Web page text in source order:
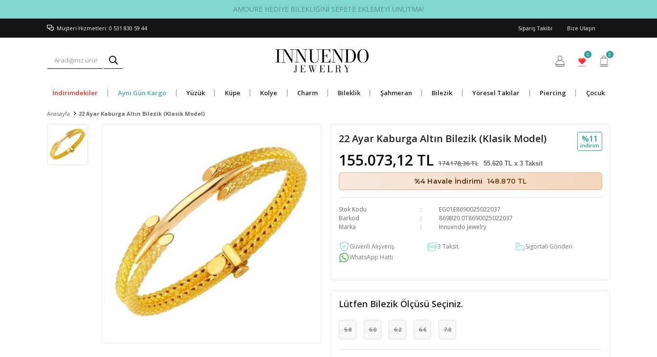
ÜCRETSİZ BAKIM GARANTİSİ
Müşteri Hizmetleri: 0 531 830 59 44 Sipariş Takibi Bize Ulaşın
0 0
İndirimdekiler Aynı Gün Kargo Yüzük Küpe Kolye Charm Bileklik Şahmeran Bilezik Yöresel Takılar Piercing Çocuk
Anasayfa 22 Ayar Kaburga Altın Bilezik (Klasik Model)
22 Ayar Kaburga Altın Bilezik (Klasik Model)
155.073,12 TL 174.178,36 TL
%11
i̇ndi̇ri̇m
55.620 TL x 3 Taksit
%4 Havale İndirimi 148.870 TL
Stok Kodu
EG01E8690025022037
Barkod
869B20.0T8690025022037
Marka
Innuendo Jewelry
Güvenli Alışveriş 3 Taksit
Sigortalı Gönderi
WhatsApp Hattı
Lütfen Bilezik Ölçüsü Seçiniz.
5.8 6.0 6.2 6.6 7.0